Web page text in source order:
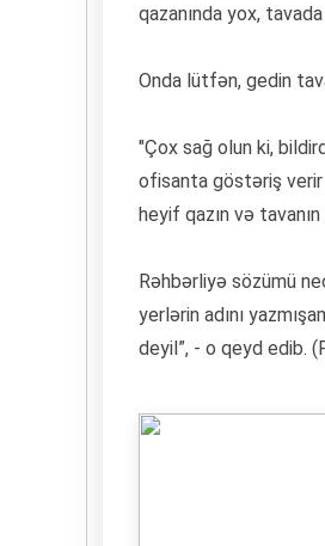
qazanında yox,
Onda lütfən, gedin
"Çox sağ olun ki,
ofisanta göstəriş verir
heyif qazın və tavanın
Rəhbərliyə sözümü
yerlərin adını
deyil”, - o qeyd edib.